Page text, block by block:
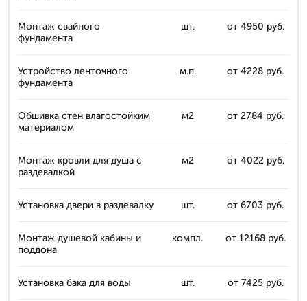
Монтаж свайного
фундамента
шт. от 4950 руб.
Устройство ленточного
фундамента
м.п. от 4228 руб.
Обшивка стен влагостойким
материалом
м2 от 2784 руб.
Монтаж кровли для душа с
раздевалкой
м2 от 4022 руб.
Установка двери в раздевалку шт. от 6703 руб.
Монтаж душевой кабины и
поддона
компл. от 12168 руб.
Установка бака для воды шт. от 7425 руб.